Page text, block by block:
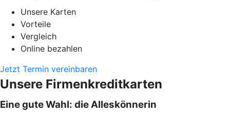
Unsere Karten
Vorteile
Vergleich
Online bezahlen
Jetzt Termin vereinbaren
Unsere Firmenkreditkarten
Eine gute Wahl: die Alleskönnerin